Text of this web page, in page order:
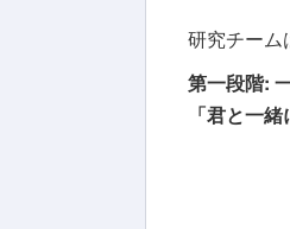
研究チーム
第一段階:
「君と一緒